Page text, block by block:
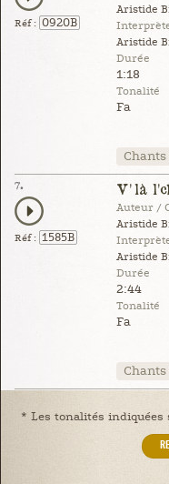
Réf : 0920B
Aristide
Aristide
Durée
1:18
Tonalité
Fa
7.
Réf : 1585B
V'là
Auteur /
Aristide
Aristide
Durée
2:44
Tonalité
Fa
* Les tonalités indiquées